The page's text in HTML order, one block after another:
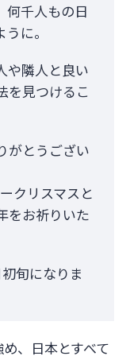
何千人もの日
に。
や隣人と良い
を見つけるこ
がとうござい
クリスマスと
をお祈りいた
旬になりま
、日本とすべて